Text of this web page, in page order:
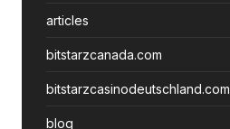
articles
bitstarzcanada.com
bitstarzcasinodeutschland.com
blog